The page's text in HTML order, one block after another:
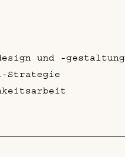
und -gestaltung
Strategie